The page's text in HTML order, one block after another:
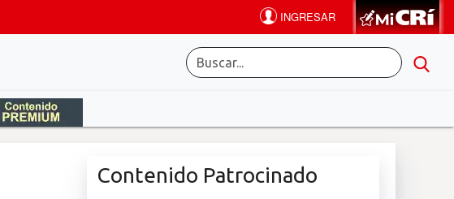
Contenido Patrocinado